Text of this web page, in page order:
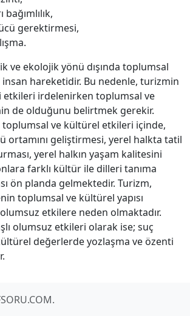
bağımlılık,
gerektirmesi,
ve ekolojik yönü dışında toplumsal
hareketidir. Bu nedenle, turizmin
etkileri irdelenirken toplumsal ve
de olduğunu belirtmek gerekir.
ve kültürel etkileri içinde,
ortamını geliştirmesi, yerel halkta tatil
yerel halkın yaşam kalitesini
farklı kültür ile dilleri tanıma
ön planda gelmektedir. Turizm,
toplumsal ve kültürel yapısı
etkilere neden olmaktadır.
olumsuz etkileri olarak ise; suç
değerlerde yozlaşma ve özenti